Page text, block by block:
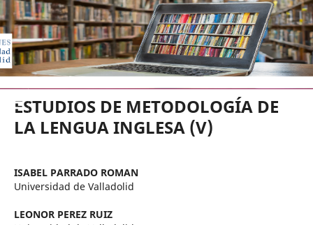
EDICIONES UNIVERSIDAD DE
ESTUDIOS DE METODOLOGÍA DE
LA LENGUA INGLESA (V)
ISABEL PARRADO ROMAN
Universidad de Valladolid
LEONOR PEREZ RUIZ